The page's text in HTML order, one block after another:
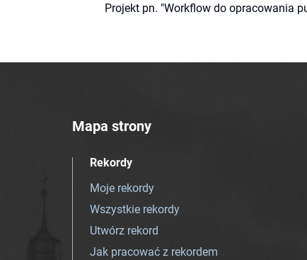
Projekt pn. "Workflow do opracowania
Mapa strony
Rekordy
Moje rekordy
Wszystkie rekordy
Utwórz rekord
Jak pracować z rekordem